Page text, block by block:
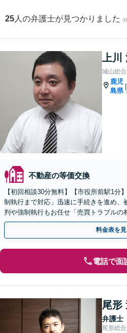
25 人の弁護士が見つかりました (
上川
城山総
鹿児
島県
|
不動産の等価交換
【初回相談30分無料】【市役所前駅1分
制執行まで対応」迅速に手続きを進め、
判や強制執行もお任せ「売買トラブルの
頼者さまの意向に沿った解決を目指し全
料金表を
電話で面
尾形
弁護士
尾形総